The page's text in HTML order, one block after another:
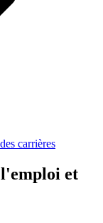
carrières
l'emploi et